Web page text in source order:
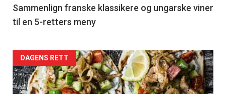
5
Sammenlign franske klassikere og ungarske viner
til en 5-retters meny
Forsiden
akkurat
DAGENS RETT